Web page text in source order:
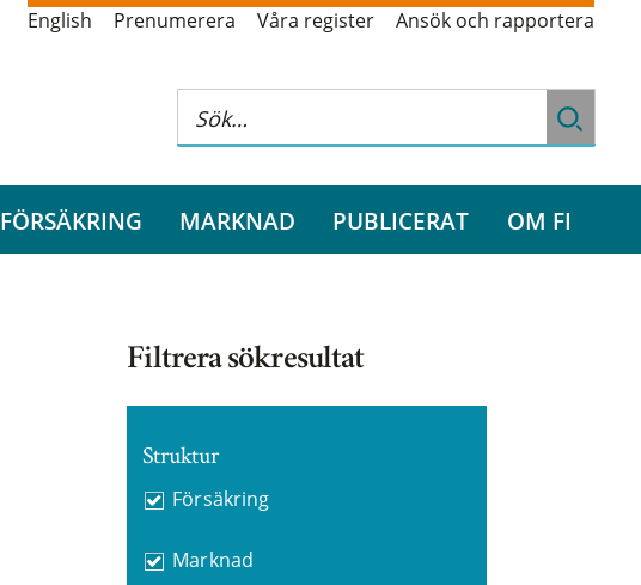
English Prenumerera Våra register Ansök och rapportera
FÖRSÄKRING MARKNAD PUBLICERAT OM FI
Filtrera sökresultat
Struktur
Försäkring
Marknad